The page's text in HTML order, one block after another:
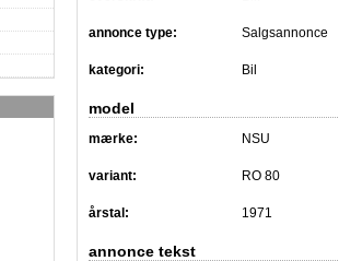
annonce type: Salgsannonce
kategori: Bil
model
mærke: NSU
variant: RO 80
årstal: 1971
annonce tekst